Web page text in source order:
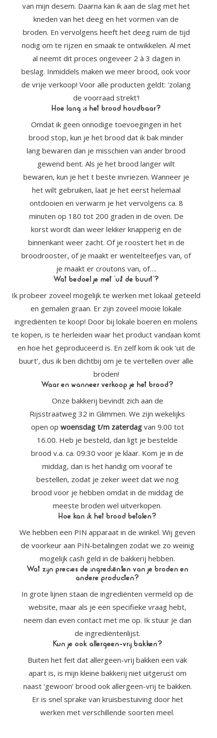
van mijn desem. Daarna kan ik aan de slag met het
kneden van het deeg en het vormen van de
broden. En vervolgens heeft het deeg ruim de tijd
nodig om te rijzen en smaak te ontwikkelen. Al met
al neemt dit proces ongeveer 2 à 3 dagen in
beslag. Inmiddels maken we meer brood, ook voor
de vrije verkoop! Voor alle producten geldt: 'zolang
de voorraad strekt'!
Hoe lang is het brood houdbaar?
Omdat ik geen onnodige toevoegingen in het
brood stop, kun je het brood dat ik bak minder
lang bewaren dan je misschien van ander brood
gewend bent. Als je het brood langer wilt
bewaren, kun je het t beste invriezen. Wanneer je
het wilt gebruiken, laat je het eerst helemaal
ontdooien en verwarm je het vervolgens ca. 8
minuten op 180 tot 200 graden in de oven. De
korst wordt dan weer lekker knapperig en de
binnenkant weer zacht. Of je roostert het in de
broodrooster, of je maakt er wentelteefjes van, of
je maakt er croutons van, of….
Wat bedoel je met ‘uit de buurt’?
Ik probeer zoveel mogelijk te werken met lokaal geteeld
en gemalen graan. Er zijn zoveel mooie lokale
ingrediënten te koop! Door bij lokale boeren en molens
te kopen, is te herleiden waar het product vandaan komt
en hoe het geproduceerd is. En zelf kom ik ook ‘uit de
buurt’, dus ik ben dichtbij om je te vertellen over alle
broden!
Waar en wanneer verkoop je het brood?
Onze bakkerij bevindt zich aan de
Rijsstraatweg 32 in Glimmen. We zijn wekelijks
open op woensdag t/m zaterdag van 9.00 tot
16.00. Heb je besteld, dan ligt je bestelde
brood v.a. ca. 09:30 voor je klaar. Kom je in de
middag, dan is het handig om vooraf te
bestellen, zodat je zeker weet dat we nog
brood voor je hebben omdat in de middag de
meeste broden wel uitverkopen.
Hoe kan ik het brood betalen?
We hebben een PIN apparaat in de winkel. Wij geven
de voorkeur aan PIN-betalingen zodat we zo weinig
mogelijk cash geld in de bakkerij hebben.
Wat zijn precies de ingrediënten van je broden en
andere producten?
In grote lijnen staan de ingrediënten vermeld op de
website, maar als je een specifieke vraag hebt,
neem dan even contact met me op. Ik stuur je dan
de ingrediëntenlijst.
Kun je ook allergeen-vrij bakken?
Buiten het feit dat allergeen-vrij bakken een vak
apart is, is mijn kleine bakkerij niet uitgerust om
naast ‘gewoon’ brood ook allergeen-vrij te bakken.
Er is snel sprake van kruisbestuiving door het
werken met verschillende soorten meel.